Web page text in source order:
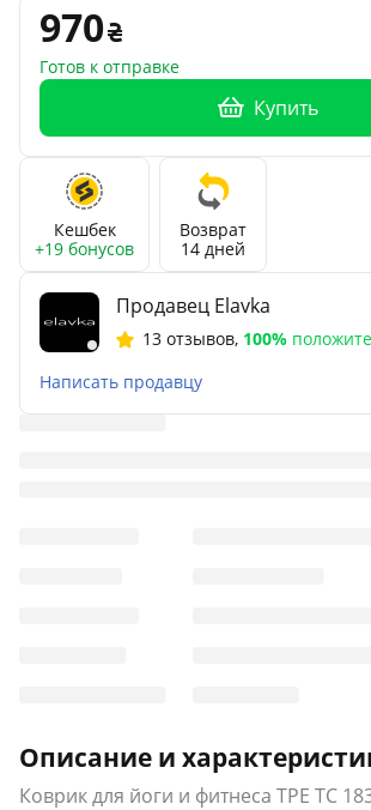
970
Готов к отправке
Купить
Кешбек
+19 бонусов
Возврат
14 дней
Продавец Elavka
13 отзывов, 100%
Написать продавцу
Описание и
Коврик для йоги и фитнеса TPE TC